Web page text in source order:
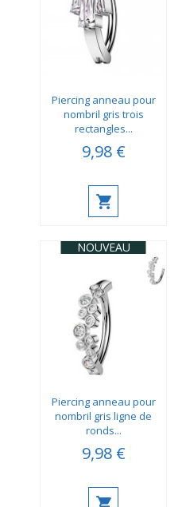
Piercing anneau pour
nombril gris trois
rectangles...
9,98 €
NOUVEAU
Piercing anneau pour
nombril gris ligne de
ronds...
9,98 €